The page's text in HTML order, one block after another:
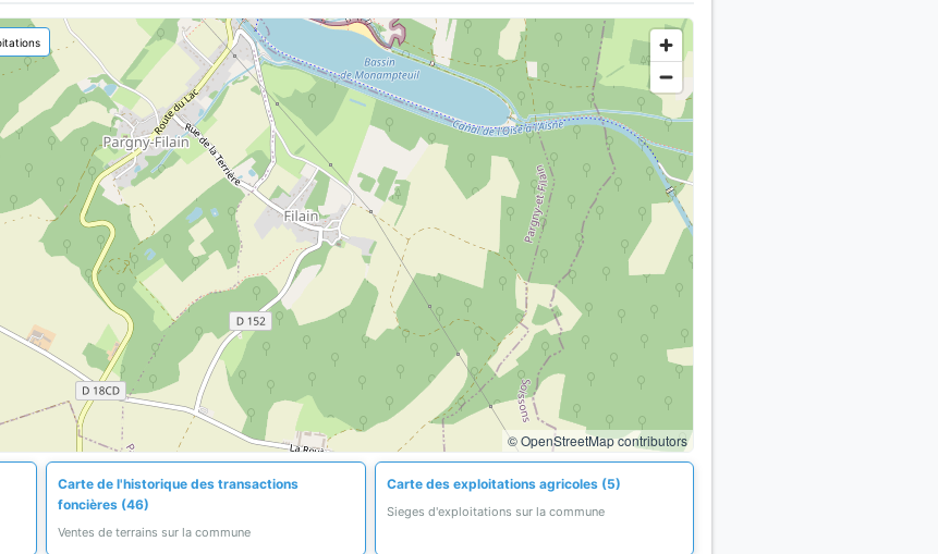
© OpenStreetMap contributors
Carte de l'historique des transactions
foncières (46)
Ventes de terrains sur la commune
Carte des exploitations agricoles (5)
Sieges d'exploitations sur la commune